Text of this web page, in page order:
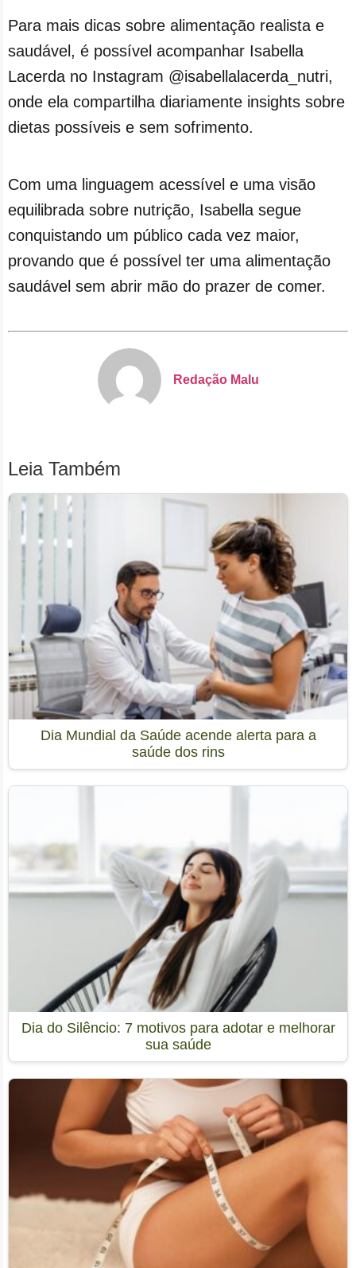
Para mais dicas sobre alimentação realista e
saudável, é possível acompanhar Isabella
Lacerda no Instagram @isabellalacerda_nutri,
onde ela compartilha diariamente insights sobre
dietas possíveis e sem sofrimento.
Com uma linguagem acessível e uma visão
equilibrada sobre nutrição, Isabella segue
conquistando um público cada vez maior,
provando que é possível ter uma alimentação
saudável sem abrir mão do prazer de comer.
Redação Malu
Leia Também
Dia Mundial da Saúde acende alerta para a
saúde dos rins
Dia do Silêncio: 7 motivos para adotar e melhorar
sua saúde